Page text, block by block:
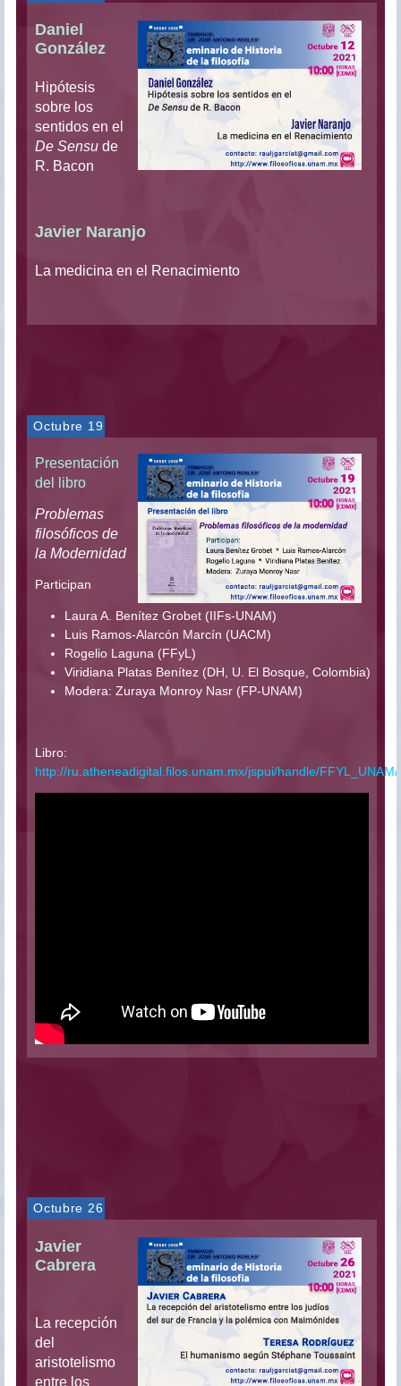
Daniel
González
Hipótesis
sobre los
sentidos en el
De Sensude
R. Bacon
Javier Naranjo
La medicina en el Renacimiento
Octubre 19
Presentación
del libro
Problemas
filosóficos de
la Modernidad
Participan
Laura A. Benítez Grobet (IIFs-UNAM)
Luis Ramos-Alarcón Marcín (UACM)
Rogelio Laguna (FFyL)
Viridiana Platas Benítez (DH, U. El Bosque, Colombia)
Modera: Zuraya Monroy Nasr (FP-UNAM)
Libro:
http://ru.atheneadigital.filos.unam.mx/jspui/handle/
Octubre 26
Javier
Cabrera
La recepción
del
aristotelismo
entre los